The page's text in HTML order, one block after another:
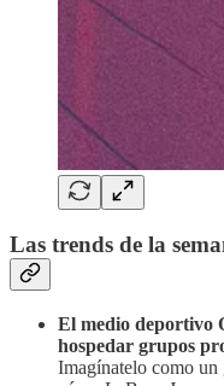
Las trends de la
El medio deportivo
hospedar grupos
Imagínatelo como un